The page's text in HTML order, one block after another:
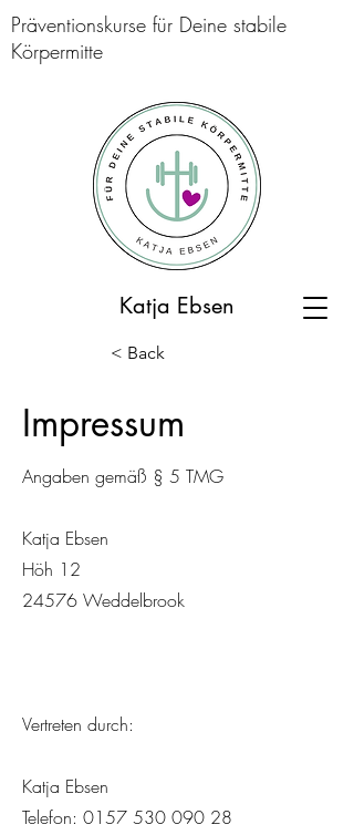
Präventionskurse für Deine stabile
Körpermitte
Katja Ebsen
< Back
Impressum
Angaben gemäß § 5 TMG
Katja Ebsen
Höh 12
24576 Weddelbrook
Vertreten durch:
Katja Ebsen
Telefon: 0157 530 090 28